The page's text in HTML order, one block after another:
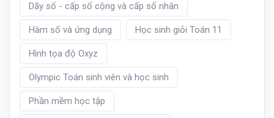
Dãy số - cấp số cộng và cấp số nhân
Hàm số và ứng dụng Học sinh giỏi Toán 11
Hình tọa độ Oxyz
Olympic Toán sinh viên và học sinh
Phần mềm học tập